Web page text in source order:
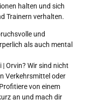
halten und sich
Trainern verhalten.
und
als auch mental
Orvin? Wir sind nicht
Verkehrsmittel oder
von einem
an und mach dir